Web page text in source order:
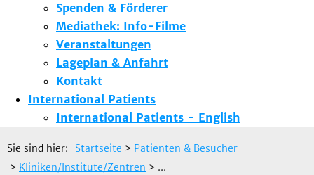
Spenden & Förderer
Mediathek: Info-Filme
Veranstaltungen
Lageplan & Anfahrt
Kontakt
International Patients
International Patients - English
Sie sind hier: Startseite > Patienten & Besucher
> Kliniken/Institute/Zentren > ...